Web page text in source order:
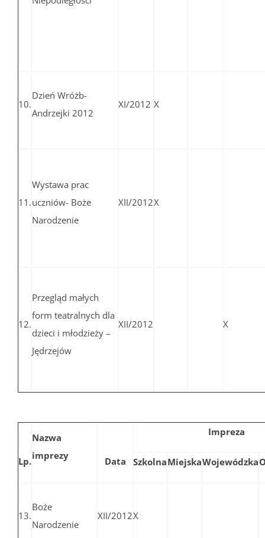
10.
Dzień Wróżb-
Andrzejki 2012
XI/2012 X
11.
Wystawa prac
uczniów- Boże
Narodzenie
XII/2012X
12.
Przegląd małych
form teatralnych dla
dzieci i młodzieży –
Jędrzejów
XII/2012 X
Lp.
Nazwa
imprezy
Data
Impreza
SzkolnaMiejskaWojewódzka
13.
Boże
Narodzenie
XII/2012X